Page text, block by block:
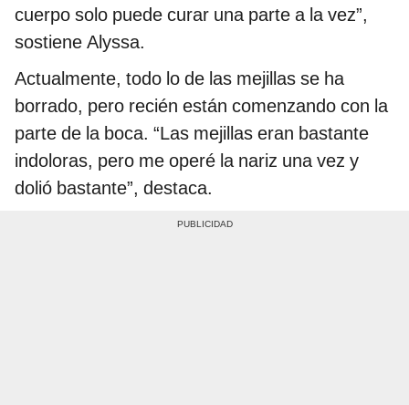
cuerpo solo puede curar una parte a la vez”,
sostiene Alyssa.
Actualmente, todo lo de las mejillas se ha
borrado, pero recién están comenzando con la
parte de la boca. “Las mejillas eran bastante
indoloras, pero me operé la nariz una vez y
dolió bastante”, destaca.